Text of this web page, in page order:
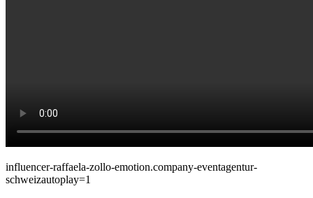
influencer-raffaela-zollo-emotion.company-eventagentur-
schweizautoplay=1